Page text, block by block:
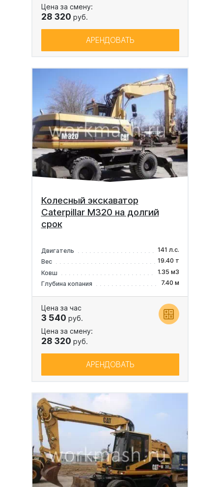
Цена за смену:
28 320 руб.
АРЕНДОВАТЬ
Колесный экскаватор
Caterpillar M320 на долгий
срок
Двигатель
141 л.с.
Вес
19.40 т
Ковш
1.35 м3
Глубина копания
7.40 м
Цена за час
3 540 руб.
Цена за смену:
28 320 руб.
АРЕНДОВАТЬ